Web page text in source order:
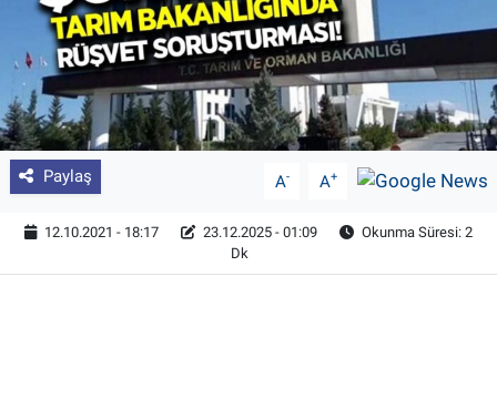
Paylaş A- A+
12.10.2021 - 18:17 23.12.2025 - 01:09
Okunma Süresi: 2
Dk
Üretici Birlikleri
Şeker ve Şekerli Mamüller
Tahıllar ve Baklagiller
Tohum